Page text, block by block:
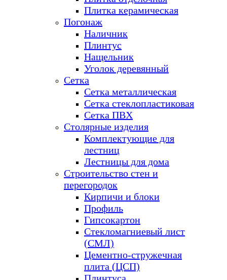
Плитка керамическая
Погонаж
Наличник
Плинтус
Нащельник
Уголок деревянный
Сетка
Сетка металлическая
Сетка стеклопластиковая
Сетка ПВХ
Столярные изделия
Комплектующие для
лестниц
Лестницы для дома
Строительство стен и
перегородок
Кирпичи и блоки
Профиль
Гипсокартон
Стекломагниевый лист
(СМЛ)
Цементно-стружечная
плита (ЦСП)